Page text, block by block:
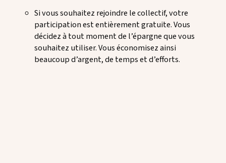
Si vous souhaitez rejoindre le collectif, votre
participation est entièrement gratuite. Vous
décidez à tout moment de l’épargne que vous
souhaitez utiliser. Vous économisez ainsi
beaucoup d’argent, de temps et d’efforts.